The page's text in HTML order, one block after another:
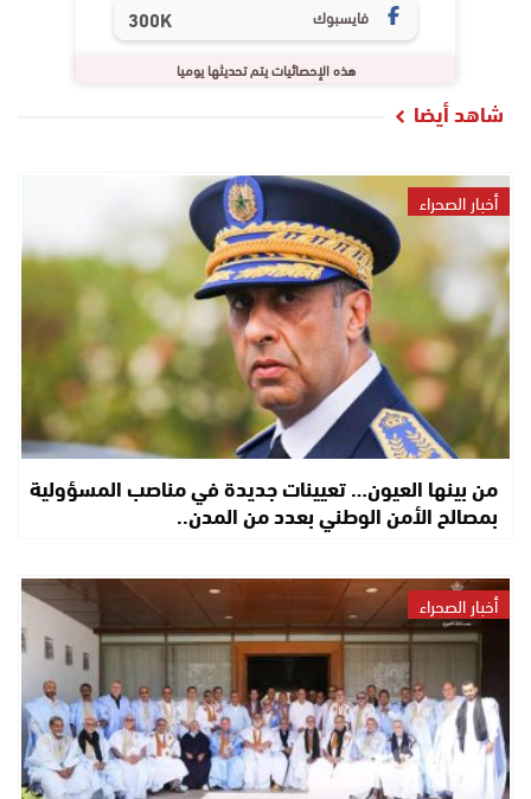
فايسبوك 300K
هذه الإحصائيات يتم تحديثها يوميا
شاهد أيضا
أخبار الصحراء
من بينها العيون… تعيينات جديدة في مناصب المسؤولية
بمصالح الأمن الوطني بعدد من المدن..
أخبار الصحراء